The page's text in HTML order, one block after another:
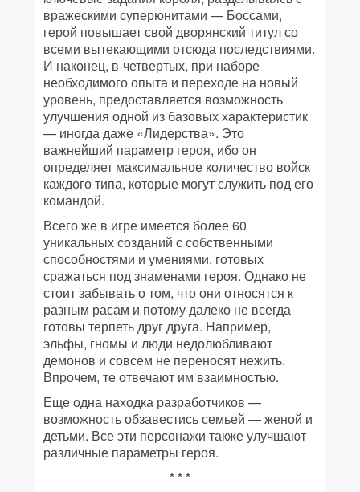
вражескими суперюнитами — Боссами,
герой повышает свой дворянский титул со
всеми вытекающими отсюда последствиями.
И наконец, в-четвертых, при наборе
необходимого опыта и переходе на новый
уровень, предоставляется возможность
улучшения одной из базовых характеристик
— иногда даже «Лидерства». Это
важнейший параметр героя, ибо он
определяет максимальное количество войск
каждого типа, которые могут служить под его
командой.
Всего же в игре имеется более 60
уникальных созданий с собственными
способностями и умениями, готовых
сражаться под знаменами героя. Однако не
стоит забывать о том, что они относятся к
разным расам и потому далеко не всегда
готовы терпеть друг друга. Например,
эльфы, гномы и люди недолюбливают
демонов и совсем не переносят нежить.
Впрочем, те отвечают им взаимностью.
Еще одна находка разработчиков —
возможность обзавестись семьей — женой и
детьми. Все эти персонажи также улучшают
различные параметры героя.
* * *